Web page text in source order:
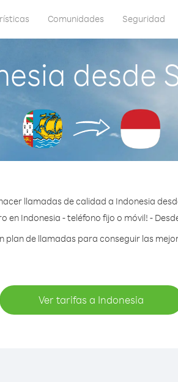
Comunidades Seguridad
desde
llamadas de calidad a Indonesia
en Indonesia - teléfono fijo o móvil! -
plan de llamadas para conseguir las
Ver tarifas a Indonesia